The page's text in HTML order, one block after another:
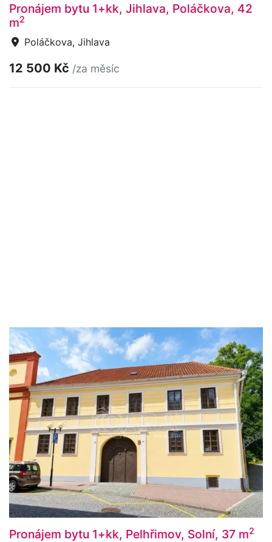
Pronájem bytu 1+kk, Jihlava, Poláčkova, 42
m2
Poláčkova, Jihlava
12 500 Kč /za měsíc
Pronájem bytu 1+kk, Pelhřimov, Solní, 37 m2